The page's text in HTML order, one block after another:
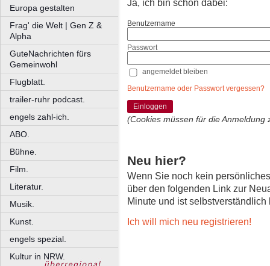
Europa gestalten
Frag' die Welt | Gen Z &
Alpha
GuteNachrichten fürs
Gemeinwohl
Flugblatt.
trailer-ruhr podcast.
engels zahl-ich.
ABO.
Bühne.
Film.
Literatur.
Musik.
Kunst.
engels spezial.
Kultur in NRW.
Benutzername
Passwort
angemeldet bleiben
Benutzername oder Passwort vergessen?
Einloggen
(Cookies müssen für die Anmeldung
Neu hier?
Wenn Sie noch kein
über den folgenden Link zur
Minute und ist selbstverständlich
Ich will mich neu registrieren!